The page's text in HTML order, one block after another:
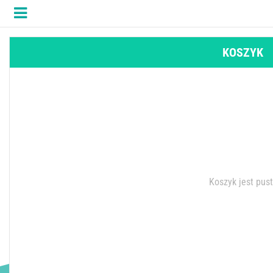
KOSZYK
Koszyk jest